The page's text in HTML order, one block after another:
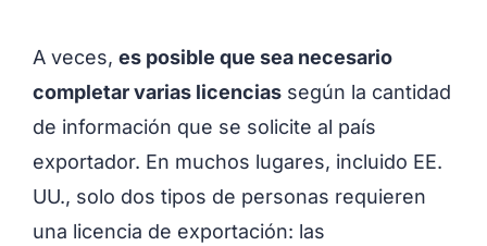
A veces, es posible que sea necesario
completar varias licencias según la cantidad
de información que se solicite al país
exportador. En muchos lugares, incluido EE.
UU., solo dos tipos de personas requieren
una licencia de exportación: las